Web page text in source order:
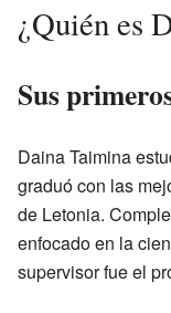
¿Quién es
Sus
Daina Taimina
graduó con las
de Letonia.
enfocado en la
supervisor fue el